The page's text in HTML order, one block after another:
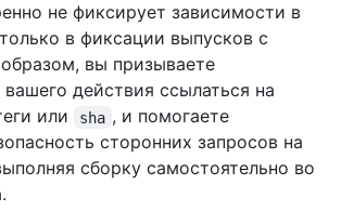
не фиксирует зависимости в
в фиксации выпусков с
вы призываете
вашего действия ссылаться на
или
sha , и помогаете
сторонних запросов на
сборку самостоятельно во